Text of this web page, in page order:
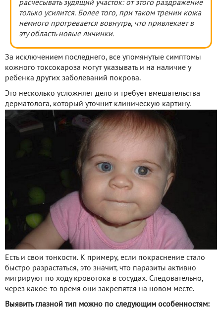
расчесывать зудящий участок: от этого раздражение
только усилится. Более того, при таком трении кожа
немного прогревается вовнутрь, что привлекает в
эту область новые личинки.
За исключением последнего, все упомянутые симптомы
кожного токсокароза могут указывать и на наличие у
ребенка других заболеваний покрова.
Это несколько усложняет дело и требует вмешательства
дерматолога, который уточнит клиническую картину.
Есть и свои тонкости. К примеру, если покраснение стало
быстро разрастаться, это значит, что паразиты активно
мигрируют по ходу кровотока в сосудах. Следовательно,
через какое-то время они закрепятся на новом месте.
Выявить глазной тип можно по следующим особенностям: